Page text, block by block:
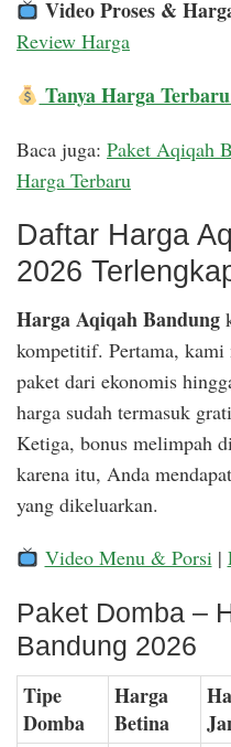
Video Proses &
Review Harga
Tanya Harga
Baca juga: Paket Aqiqah
Harga Terbaru
Daftar Harga
2026
Harga Aqiqah Bandung
kompetitif. Pertama, kami
paket dari ekonomis
harga sudah termasuk
Ketiga, bonus melimpah
karena itu, Anda
yang dikeluarkan.
Video Menu & Porsi|
Paket Domba –
Bandung 2026
Tipe
Domba
Harga
Betina